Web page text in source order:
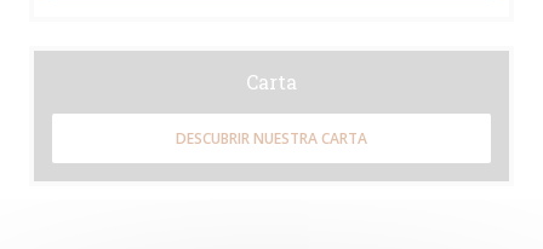
Carta
DESCUBRIR NUESTRA CARTA